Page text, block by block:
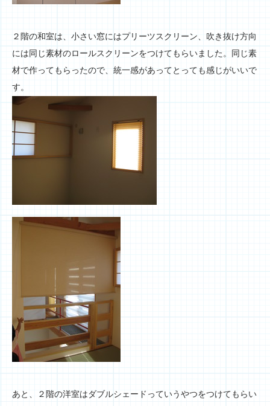
２階の和室は、小さい窓にはプリーツスクリーン、吹き抜け方向
には同じ素材のロールスクリーンをつけてもらいました。同じ素
材で作ってもらったので、統一感があってとっても感じがいいで
す。
あと、２階の洋室はダブルシェードっていうやつをつけてもらい